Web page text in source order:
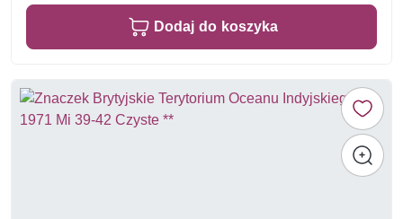
Dodaj do koszyka